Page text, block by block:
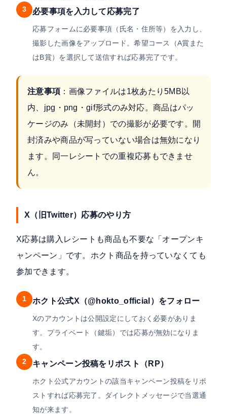
3 必要事項を入力して応募完了
応募フォームに必要事項（氏名・住所等）を入力し、
撮影した画像をアップロード。希望コース（A賞また
はB賞）を選択して送信すれば応募完了です。
注意事項 ：画像ファイルは1枚あたり5MB以
内、jpg・png・gif形式のみ対応。商品はパッ
ケージのみ（未開封）での撮影が必要です。開
封済みや商品が写っていない場合は無効になり
ます。同一レシートでの重複応募もできませ
ん。
X（旧Twitter）応募のやり方
X応募は購入レシートも商品も不要な「オープンキ
ャンペーン」です。ホクト商品を持っていなくても
参加できます。
1 ホクト公式X（@hokto_official）をフォロー
Xのアカウントは公開設定にしておく必要がありま
す。プライベート（鍵垢）では応募が無効になりま
す。
2 キャンペーン投稿をリポスト（RP）
ホクト公式アカウントの該当キャンペーン投稿をリポ
ストすれば応募完了。ダイレクトメッセージで当選通
知が来ます。